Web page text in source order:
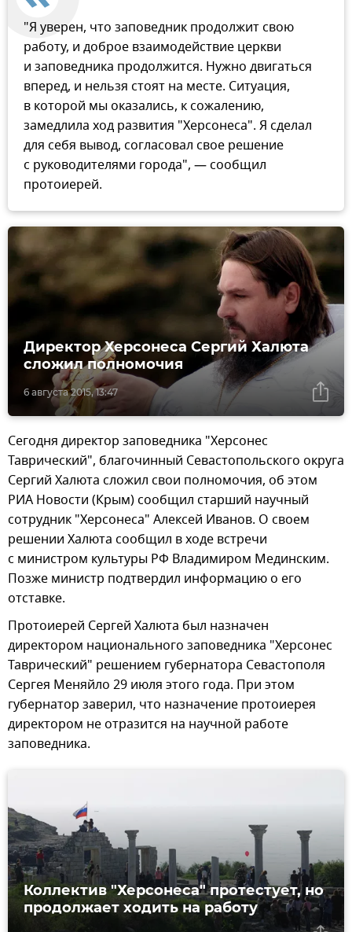
"Я уверен, что заповедник продолжит свою
работу, и доброе взаимодействие церкви
и заповедника продолжится. Нужно двигаться
вперед, и нельзя стоят на месте. Ситуация,
в которой мы оказались, к сожалению,
замедлила ход развития "Херсонеса". Я сделал
для себя вывод, согласовал свое решение
с руководителями города", — сообщил
протоиерей.
6 августа 2015, 13:47
Директор Херсонеса Сергий Халюта
сложил полномочия
Сегодня директор заповедника "Херсонес
Таврический", благочинный Севастопольского округа
Сергий Халюта сложил свои полномочия, об этом
РИА Новости (Крым) сообщил старший научный
сотрудник "Херсонеса" Алексей Иванов. О своем
решении Халюта сообщил в ходе встречи
с министром культуры РФ Владимиром Мединским.
Позже министр подтвердил информацию о его
отставке.
Протоиерей Сергей Халюта был назначен
директором национального заповедника "Херсонес
Таврический" решением губернатора Севастополя
Сергея Меняйло 29 июля этого года. При этом
губернатор заверил, что назначение протоиерея
директором не отразится на научной работе
заповедника.
Коллектив "Херсонеса" протестует, но
продолжает ходить на работу